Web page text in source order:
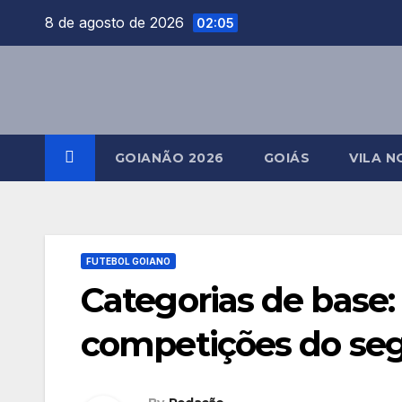
8 de agosto de 2026 02:05
GOIANÃO 2026 GOIÁS VILA
FUTEBOL GOIANO
Categorias de
competições do